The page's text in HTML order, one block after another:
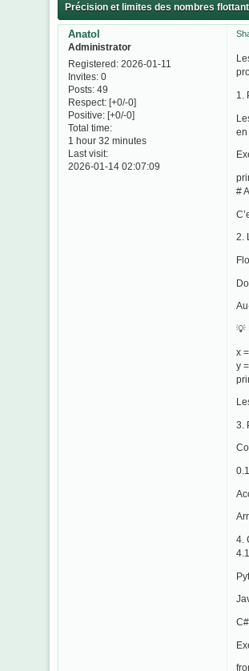
Précision et limites des nombres
Anatol
Administrator
Registered: 2026-01-11
Invites:0
Posts:49
Respect: [+0/-0]
Positive: [+0/-0]
Total time:
1 hour 32 minutes
Last visit:
2026-01-14 02:07:09
1.
en
#
2.
💡
x
y
3.
4.